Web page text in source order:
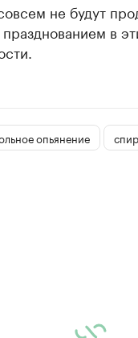
не будут
в
опьянение